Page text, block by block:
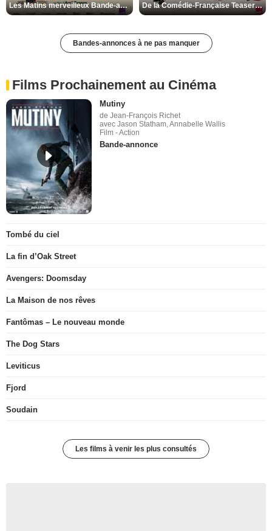
Les Matins merveilleux Bande-annonce VF De la Comédie-Française Teaser VF
Bandes-annonces à ne pas manquer
Films Prochainement au Cinéma
Mutiny
de Jean-François Richet
avec Jason Statham, Annabelle Wallis
Film - Action
Bande-annonce
Tombé du ciel
La fin d’Oak Street
Avengers: Doomsday
La Maison de nos rêves
Fantômas – Le nouveau monde
The Dog Stars
Leviticus
Fjord
Soudain
Les films à venir les plus consultés